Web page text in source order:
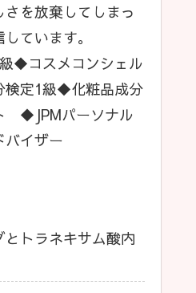
を放棄してしまっ
ています。
◆コスメコンシェル
定1級◆化粧品成分
◆JPMパーソナル
バイザー
とトラネキサム酸内